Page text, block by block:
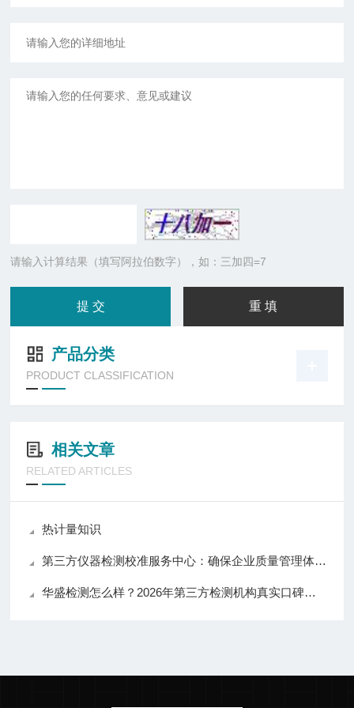
请输入计算结果（填写阿拉伯数字），如：三加四=7
产品分类
PRODUCT CLASSIFICATION
相关文章
RELATED ARTICLES
热计量知识
第三方仪器检测校准服务中心：确保企业质量管理体系的关键环节
华盛检测怎么样？2026年第三方检测机构真实口碑与选购建议